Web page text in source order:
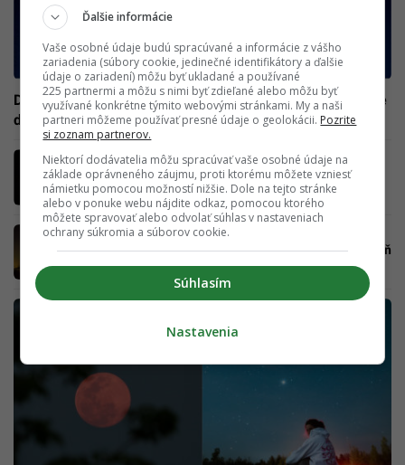
Dnes sa nezabudni pozrieť na oblohu. Čaká nás vesmírne
divadlo, nádherný spln prezývaný Úrodný Mesiac
Čaká nás luxusné vesmírne divadlo: Vo
štvrtok uvidíme jahodový mesiac v splne,
ktorý je zároveň aj svätojánskym splnom
Supermesiac a zároveň najväčší spln tohto
roka spozoruješ už zajtra, skoro ráno. Privstaň
si a vychutnaj si vesmírne divadlo
Ďalšie informácie
Vaše osobné údaje budú spracúvané a informácie z vášho
zariadenia (súbory cookie, jedinečné identifikátory a ďalšie
údaje o zariadení) môžu byť ukladané a používané
225 partnermi a môžu s nimi byť zdieľané alebo môžu byť
využívané konkrétne týmito webovými stránkami. My a naši
partneri môžeme používať presné údaje o geolokácii. Pozrite
si zoznam partnerov.
Niektorí dodávatelia môžu spracúvať vaše osobné údaje na
základe oprávneného záujmu, proti ktorému môžete vzniesť
námietku pomocou možností nižšie. Dole na tejto stránke
alebo v ponuke webu nájdite odkaz, pomocou ktorého
môžete spravovať alebo odvolať súhlas v nastaveniach
ochrany súkromia a súborov cookie.
Súhlasím
Nastavenia